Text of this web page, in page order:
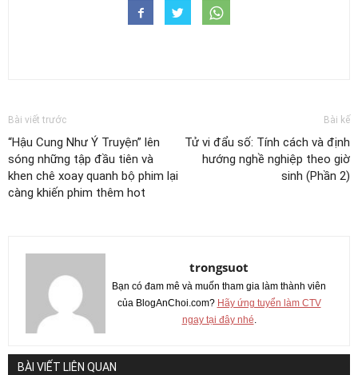
Bài viết trước
“Hậu Cung Như Ý Truyện” lên
sóng những tập đầu tiên và
khen chê xoay quanh bộ phim lại
càng khiến phim thêm hot
Bài kế
Tử vi đẩu số: Tính cách và định
hướng nghề nghiệp theo giờ
sinh (Phần 2)
trongsuot
Bạn có đam mê và muốn tham gia làm thành viên
của BlogAnChoi.com? Hãy ứng tuyển làm CTV
ngay tại đây nhé.
BÀI VIẾT LIÊN QUAN